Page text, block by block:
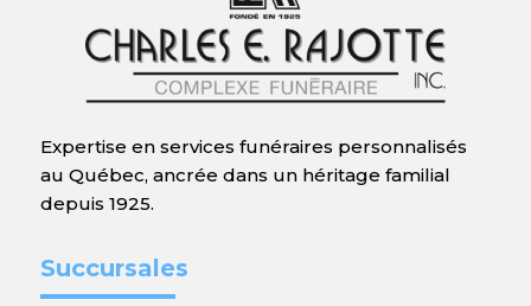
Expertise en services funéraires personnalisés
au Québec, ancrée dans un héritage familial
depuis 1925.
Succursales